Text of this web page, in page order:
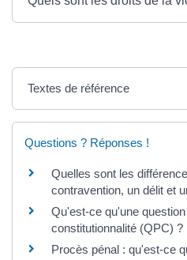
Textes de référence
Questions ? Réponses !
Quelles sont les
contravention, un délit et
Qu'est-ce qu'une
constitutionnalité (QPC) ?
Procès pénal : qu'est-ce